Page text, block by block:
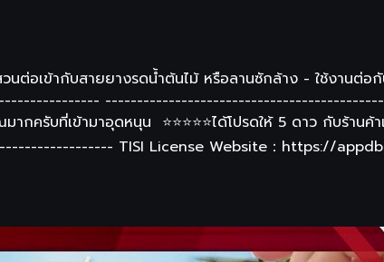
สวนต่อเข้ากับสายยางรดน้ำต้นไม้ หรือลานซักล้าง - ใช้งา
ข้ามาอุดหนุน ⭐️⭐️⭐️⭐️⭐️ได้โปรดให้ 5 ดาว กับร้านค้าเรา
TISI License Website：https://